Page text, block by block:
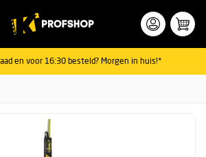
en voor 16:30 besteld? Morgen in huis!*